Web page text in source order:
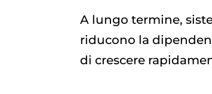
A lungo termine,
riducono la
di crescere